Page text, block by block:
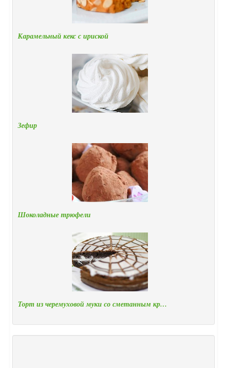
Карамельный кекс с ириской
Зефир
Шоколадные трюфели
Торт из черемуховой муки со сметанным кр…